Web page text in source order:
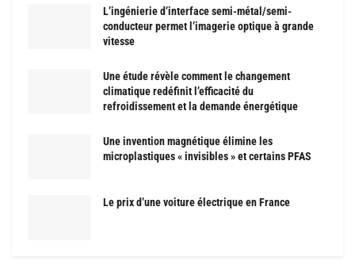
L’ingénierie d’interface semi-métal/semi-
conducteur permet l’imagerie optique à grande
vitesse
Une étude révèle comment le changement
climatique redéfinit l’efficacité du
refroidissement et la demande énergétique
Une invention magnétique élimine les
microplastiques « invisibles » et certains PFAS
Le prix d’une voiture électrique en France